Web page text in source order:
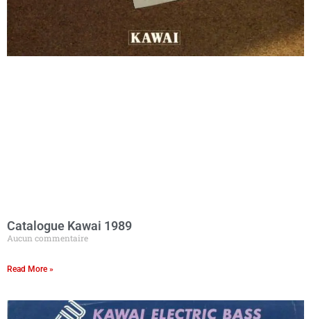
Catalogue Kawai 1989
Aucun commentaire
Read More »